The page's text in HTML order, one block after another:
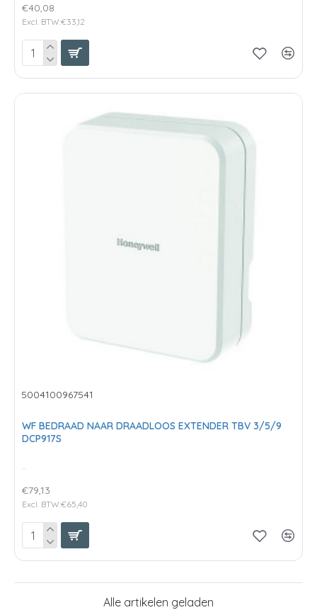
€40,08
Excl. BTW:€33,12
5004100967541
WF BEDRAAD NAAR DRAADLOOS EXTENDER TBV 3/5/9
DCP917S
€79,13
Excl. BTW:€65,40
Alle artikelen geladen